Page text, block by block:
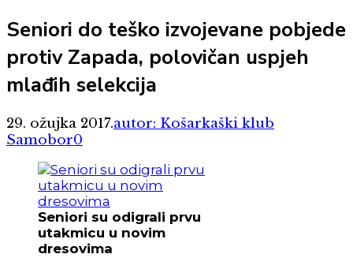
Seniori do teško izvojevane pobjede
protiv Zapada, polovičan uspjeh
mlađih selekcija
29. ožujka 2017.autor: Košarkaški klub
Samobor0
Seniori su odigrali prvu
utakmicu u novim
dresovima